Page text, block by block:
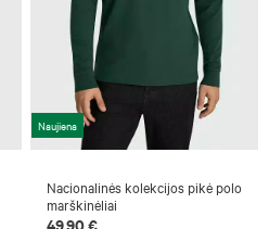
Naujiena
Nacionalinės kolekcijos pikė polo
marškinėliai
49,90 €